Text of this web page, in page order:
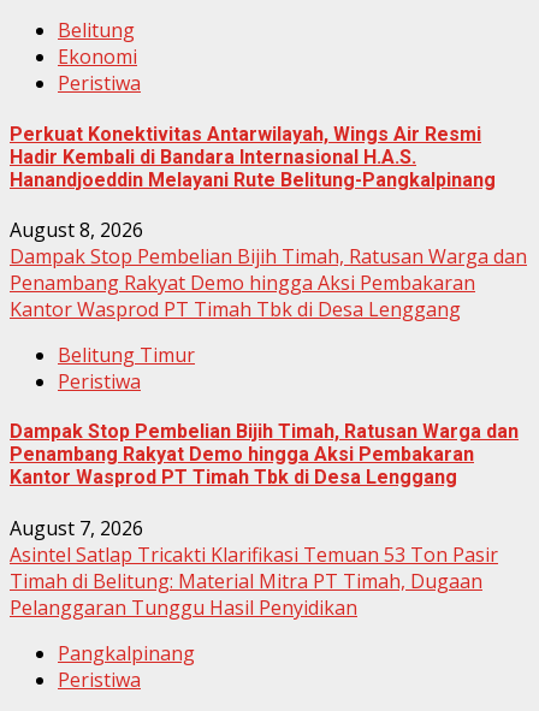
Belitung
Ekonomi
Peristiwa
Perkuat Konektivitas Antarwilayah, Wings Air Resmi
Hadir Kembali di Bandara Internasional H.A.S.
Hanandjoeddin Melayani Rute Belitung-Pangkalpinang
August 8, 2026
Dampak Stop Pembelian Bijih Timah, Ratusan Warga dan
Penambang Rakyat Demo hingga Aksi Pembakaran
Kantor Wasprod PT Timah Tbk di Desa Lenggang
Belitung Timur
Peristiwa
Dampak Stop Pembelian Bijih Timah, Ratusan Warga dan
Penambang Rakyat Demo hingga Aksi Pembakaran
Kantor Wasprod PT Timah Tbk di Desa Lenggang
August 7, 2026
Asintel Satlap Tricakti Klarifikasi Temuan 53 Ton Pasir
Timah di Belitung: Material Mitra PT Timah, Dugaan
Pelanggaran Tunggu Hasil Penyidikan
Pangkalpinang
Peristiwa